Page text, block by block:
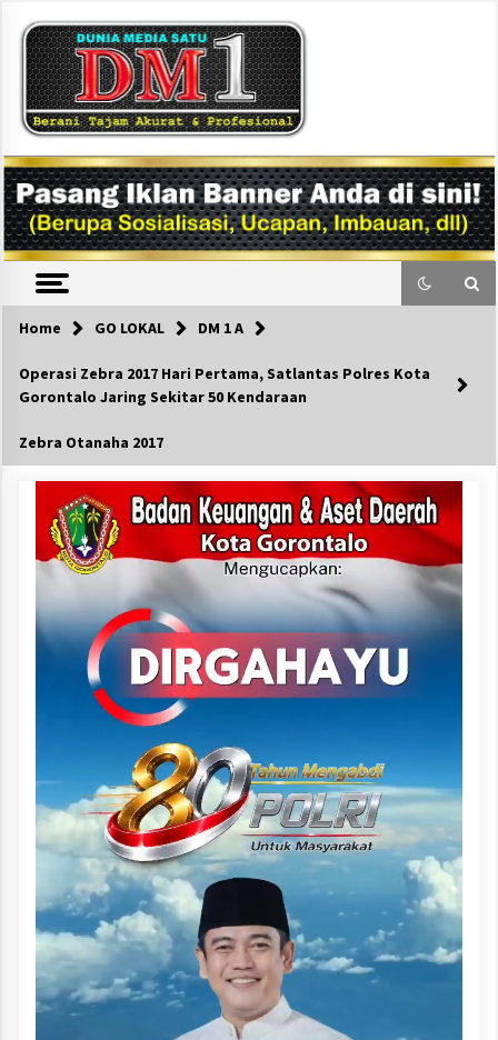
content
DM1
Home GO LOKAL DM 1 A
Operasi Zebra 2017 Hari Pertama, Satlantas Polres Kota
Gorontalo Jaring Sekitar 50 Kendaraan
Zebra Otanaha 2017